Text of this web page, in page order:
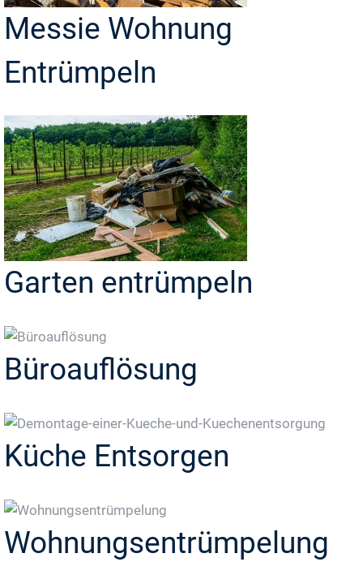
Messie Wohnung
Entrümpeln
Garten entrümpeln
Büroauflösung
Küche Entsorgen
Wohnungsentrümpelung